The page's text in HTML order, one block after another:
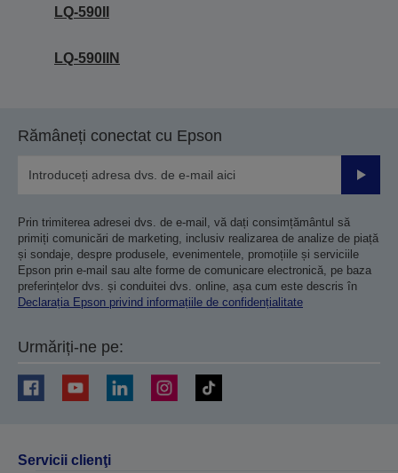
LQ-590II
LQ-590IIN
Rămâneți conectat cu Epson
Prin trimiterea adresei dvs. de e-mail, vă dați consimțământul să
primiți comunicări de marketing, inclusiv realizarea de analize de piață
și sondaje, despre produsele, evenimentele, promoțiile și serviciile
Epson prin e-mail sau alte forme de comunicare electronică, pe baza
preferințelor dvs. și conduitei dvs. online, așa cum este descris în
Declarația Epson privind informațiile de confidențialitate
Urmăriți-ne pe:
Servicii clienţi